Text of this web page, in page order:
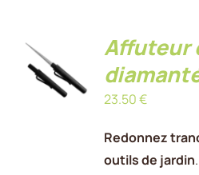
AU
PANIER
/
Affuteur
23.50€
Redonnez
outils de jardin